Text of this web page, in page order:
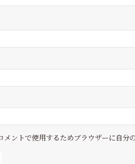
メントで使用するためブラウザーに自分